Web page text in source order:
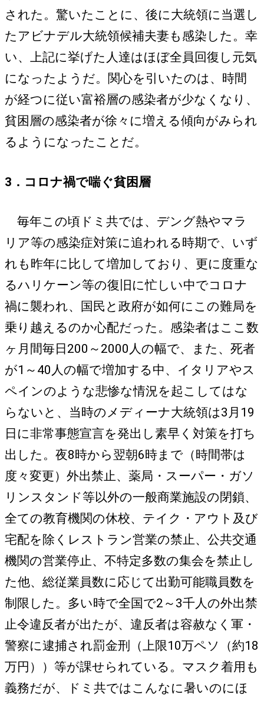
された。驚いたことに、後に大統領に当選し
たアビナデル大統領候補夫妻も感染した。幸
い、上記に挙げた人達はほぼ全員回復し元気
になったようだ。関心を引いたのは、時間
が経つに従い富裕層の感染者が少なくなり、
貧困層の感染者が徐々に増える傾向がみられ
るようになったことだ。
3．コロナ禍で喘ぐ貧困層
毎年この頃ドミ共では、デング熱やマラ
リア等の感染症対策に追われる時期で、いず
れも昨年に比して増加しており、更に度重な
るハリケーン等の復旧に忙しい中でコロナ
禍に襲われ、国民と政府が如何にこの難局を
乗り越えるのか心配だった。感染者はここ数
ヶ月間毎日200～2000人の幅で、また、死者
が1～40人の幅で増加する中、イタリアやス
ペインのような悲惨な情況を起こしてはな
らないと、当時のメディーナ大統領は3月19
日に非常事態宣言を発出し素早く対策を打ち
出した。夜8時から翌朝6時まで（時間帯は
度々変更）外出禁止、薬局・スーパー・ガソ
リンスタンド等以外の一般商業施設の閉鎖、
全ての教育機関の休校、テイク・アウト及び
宅配を除くレストラン営業の禁止、公共交通
機関の営業停止、不特定多数の集会を禁止し
た他、総従業員数に応じて出勤可能職員数を
制限した。多い時で全国で2～3千人の外出禁
止令違反者が出たが、違反者は容赦なく軍・
警察に逮捕され罰金刑（上限10万ペソ（約18
万円））等が課せられている。マスク着用も
義務だが、ドミ共ではこんなに暑いのにほ